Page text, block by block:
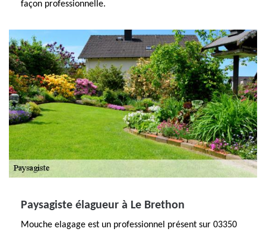
façon professionnelle.
Paysagiste élagueur à Le Brethon
Mouche elagage est un professionnel présent sur 03350